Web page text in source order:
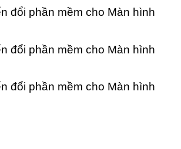
đổi phần mềm cho Màn hình
đổi phần mềm cho Màn hình
đổi phần mềm cho Màn hình